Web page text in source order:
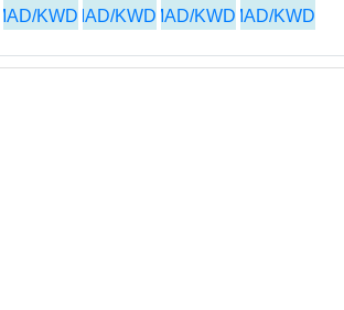
MAD/KWD
MAD/KWD
MAD/KWD
MAD/KWD